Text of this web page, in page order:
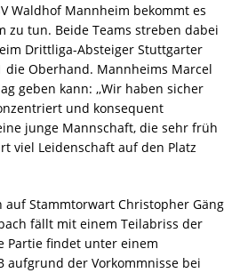
Waldhof Mannheim bekommt es
zu tun. Beide Teams streben dabei
Drittliga-Absteiger Stuttgarter
die Oberhand. Mannheims Marcel
geben kann: ,,Wir haben sicher
und konsequent
junge Mannschaft, die sehr früh
viel Leidenschaft auf den Platz
auf Stammtorwart Christopher Gäng
fällt mit einem Teilabriss der
Partie findet unter einem
aufgrund der Vorkommnisse bei